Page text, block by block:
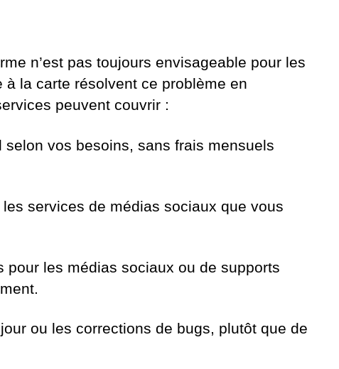
n’est pas toujours envisageable pour les
la carte résolvent ce problème en
peuvent couvrir :
vos besoins, sans frais mensuels
services de médias sociaux que vous
pour les médias sociaux ou de supports
ou les corrections de bugs, plutôt que de